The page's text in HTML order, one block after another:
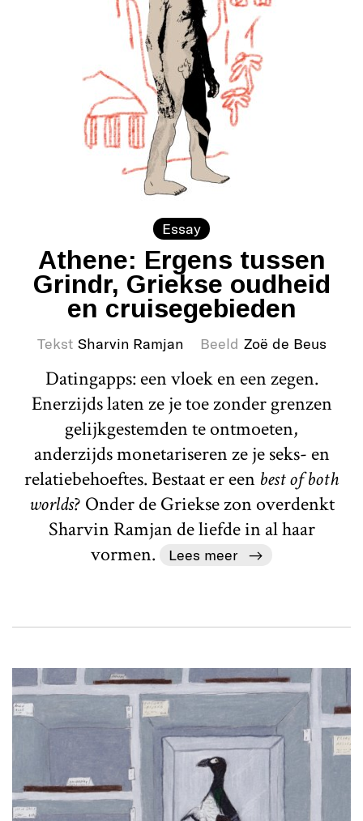
Essay
Athene: Ergens tussen
Grindr, Griekse oudheid
en cruisegebieden
Tekst Sharvin Ramjan Beeld Zoë de Beus
Datingapps: een vloek en een zegen.
Enerzijds laten ze je toe zonder grenzen
gelijkgestemden te ontmoeten,
anderzijds monetariseren ze je seks- en
relatiebehoeftes. Bestaat er een best of both
worlds? Onder de Griekse zon overdenkt
Sharvin Ramjan de liefde in al haar
vormen.
Lees meer